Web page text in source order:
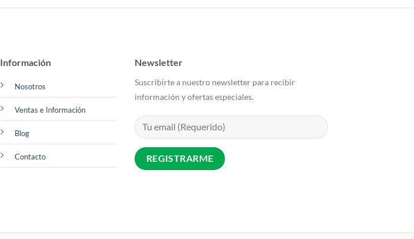
Información
Nosotros
Ventas e Información
Blog
Contacto
Newsletter
Suscribirte a nuestro newsletter para recibir
información y ofertas especiales.